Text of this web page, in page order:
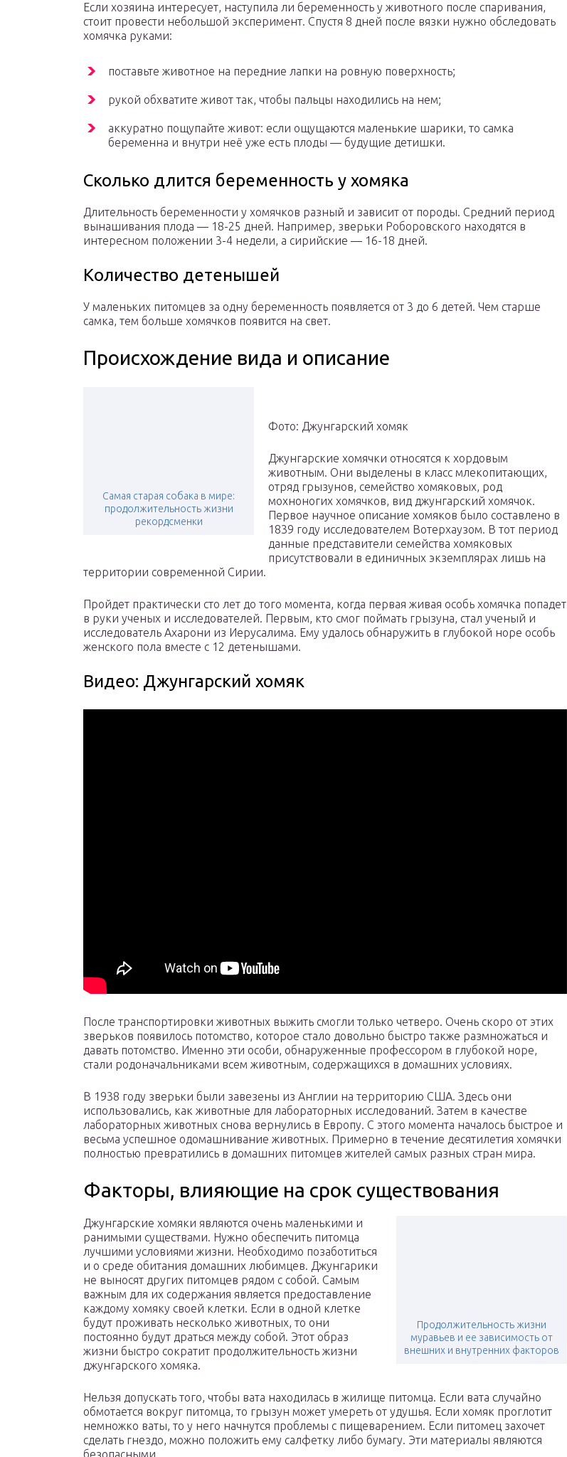
Если хозяина интересует, наступила ли беременность у животного после спаривания,
стоит провести небольшой эксперимент. Спустя 8 дней после вязки нужно обследовать
хомячка руками:
поставьте животное на передние лапки на ровную поверхность;
рукой обхватите живот так, чтобы пальцы находились на нем;
аккуратно пощупайте живот: если ощущаются маленькие шарики, то самка
беременна и внутри неё уже есть плоды — будущие детишки.
Сколько длится беременность у хомяка
Длительность беременности у хомячков разный и зависит от породы. Средний период
вынашивания плода — 18-25 дней. Например, зверьки Роборовского находятся в
интересном положении 3-4 недели, а сирийские — 16-18 дней.
Количество детенышей
У маленьких питомцев за одну беременность появляется от 3 до 6 детей. Чем старше
самка, тем больше хомячков появится на свет.
Происхождение вида и описание
Самая старая собака в мире:
продолжительность жизни
рекордсменки
Фото: Джунгарский хомяк
Джунгарские хомячки относятся к хордовым
животным. Они выделены в класс млекопитающих,
отряд грызунов, семейство хомяковых, род
мохноногих хомячков, вид джунгарский хомячок.
Первое научное описание хомяков было составлено в
1839 году исследователем Вотерхаузом. В тот период
данные представители семейства хомяковых
присутствовали в единичных экземплярах лишь на
территории современной Сирии.
Пройдет практически сто лет до того момента, когда первая живая особь хомячка попадет
в руки ученых и исследователей. Первым, кто смог поймать грызуна, стал ученый и
исследователь Ахарони из Иерусалима. Ему удалось обнаружить в глубокой норе особь
женского пола вместе с 12 детенышами.
Видео: Джунгарский хомяк
После транспортировки животных выжить смогли только четверо. Очень скоро от этих
зверьков появилось потомство, которое стало довольно быстро также размножаться и
давать потомство. Именно эти особи, обнаруженные профессором в глубокой норе,
стали родоначальниками всем животным, содержащихся в домашних условиях.
В 1938 году зверьки были завезены из Англии на территорию США. Здесь они
использовались, как животные для лабораторных исследований. Затем в качестве
лабораторных животных снова вернулись в Европу. С этого момента началось быстрое и
весьма успешное одомашнивание животных. Примерно в течение десятилетия хомячки
полностью превратились в домашних питомцев жителей самых разных стран мира.
Факторы, влияющие на срок существования
Продолжительность жизни
муравьев и ее зависимость от
внешних и внутренних факторов
Джунгарские хомяки являются очень маленькими и
ранимыми существами. Нужно обеспечить питомца
лучшими условиями жизни. Необходимо позаботиться
и о среде обитания домашних любимцев. Джунгарики
не выносят других питомцев рядом с собой. Самым
важным для их содержания является предоставление
каждому хомяку своей клетки. Если в одной клетке
будут проживать несколько животных, то они
постоянно будут драться между собой. Этот образ
жизни быстро сократит продолжительность жизни
джунгарского хомяка.
Нельзя допускать того, чтобы вата находилась в жилище питомца. Если вата случайно
обмотается вокруг питомца, то грызун может умереть от удушья. Если хомяк проглотит
немножко ваты, то у него начнутся проблемы с пищеварением. Если питомец захочет
сделать гнездо, можно положить ему салфетку либо бумагу. Эти материалы являются
безопасными.